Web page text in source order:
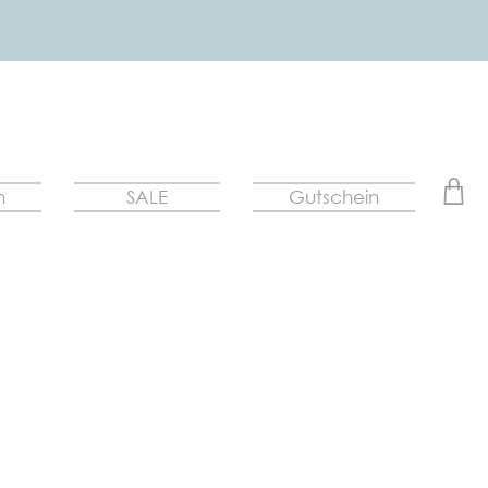
SALE Gutschein